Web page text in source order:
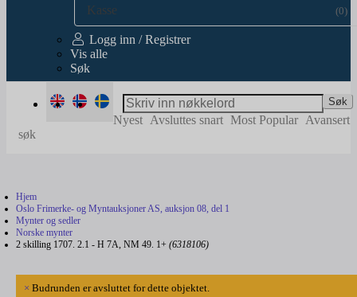
Kasse (0)
Logg inn / Registrer
Vis alle
Søk
Søk
Nyest Avsluttes snart Most Popular Avansert
søk
Hjem
Oslo Frimerke- og Myntauksjoner AS, auksjon 08, del 1
Mynter og sedler
Norske mynter
2 skilling 1707. 2.1 - H 7A, NM 49. 1+ (6318106)
× Budrunden er avsluttet for dette objektet.